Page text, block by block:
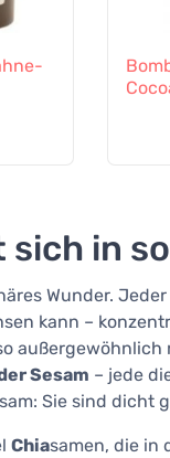
sich in
Wunder.
kann –
außergewöhnlich
Sesam – jede
Sie sind dicht
Chiasamen, die in